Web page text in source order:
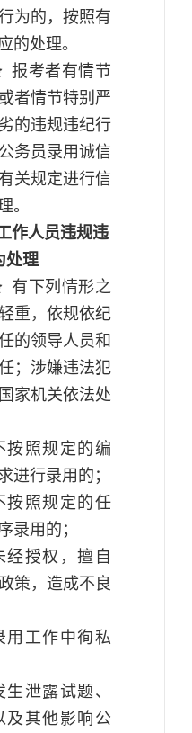
为的，按照有
的处理。
报考者有情节
者情节特别严
的违规违纪行
务员录用诚信
关规定进行信
。
作人员违规违
处理
有下列情形之
重，依规依纪
的领导人员和
；涉嫌违法犯
家机关依法处
按照规定的编
进行录用的；
按照规定的任
录用的；
经授权，擅自
策，造成不良
用工作中徇私
生泄露试题、
及其他影响公